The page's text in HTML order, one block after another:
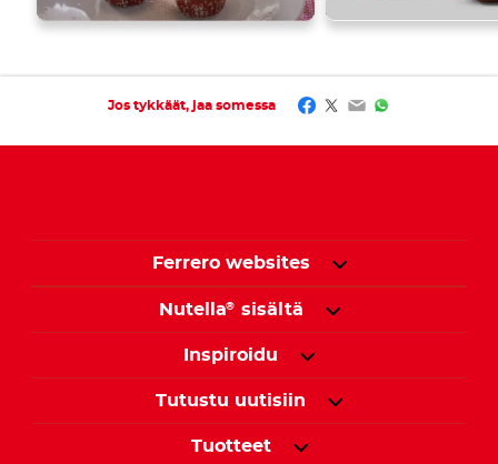
Jos tykkäät, jaa somessa Facebook
Twitter
EmailWhatsApp
Ferrero websites
Nutella® sisältä
Inspiroidu
Tutustu uutisiin
Tuotteet